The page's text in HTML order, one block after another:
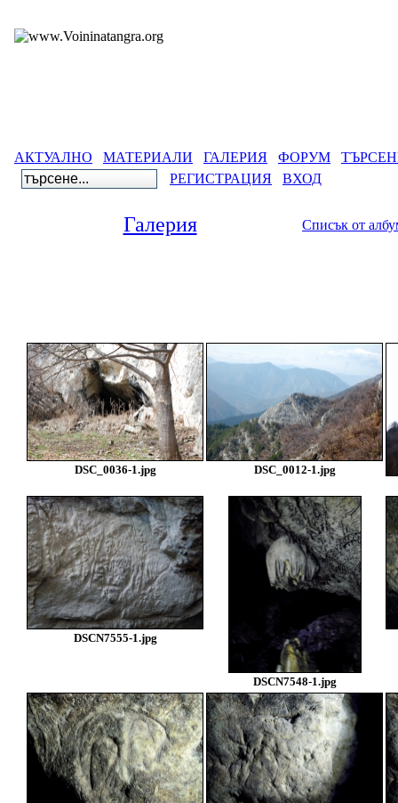
АКТУАЛНО МАТЕРИАЛИ ГАЛЕРИЯ ФОРУМ
РЕГИСТРАЦИЯ
ВХОД
Галерия Списък от
DSC_0036-1.jpg DSC_0012-1.jpg
DSCN7555-1.jpg
DSCN7548-1.jpg